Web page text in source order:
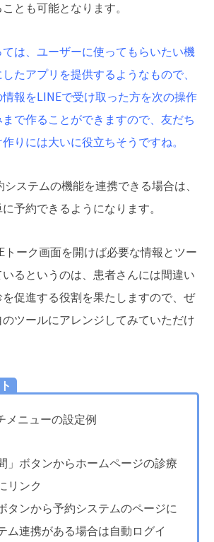
とも可能となります。
は、ユーザーに使ってもらいたい機
たアプリを提供するようなもので、
報をLINEで受け取った方を次の操作
で作ることができますので、友だち
りには大いに役立ちそうですね。
ステムの機能を連携できる場合は、
予約できるようになります。
トーク画面を開けば必要な情報とツー
るというのは、患者さんには間違い
促進する役割を果たしますので、ぜ
ツールにアレンジしてみていただけ
メニューの設定例
」ボタンからホームページの診療
リンク
タンから予約システムのページに
ム連携がある場合は自動ログイ